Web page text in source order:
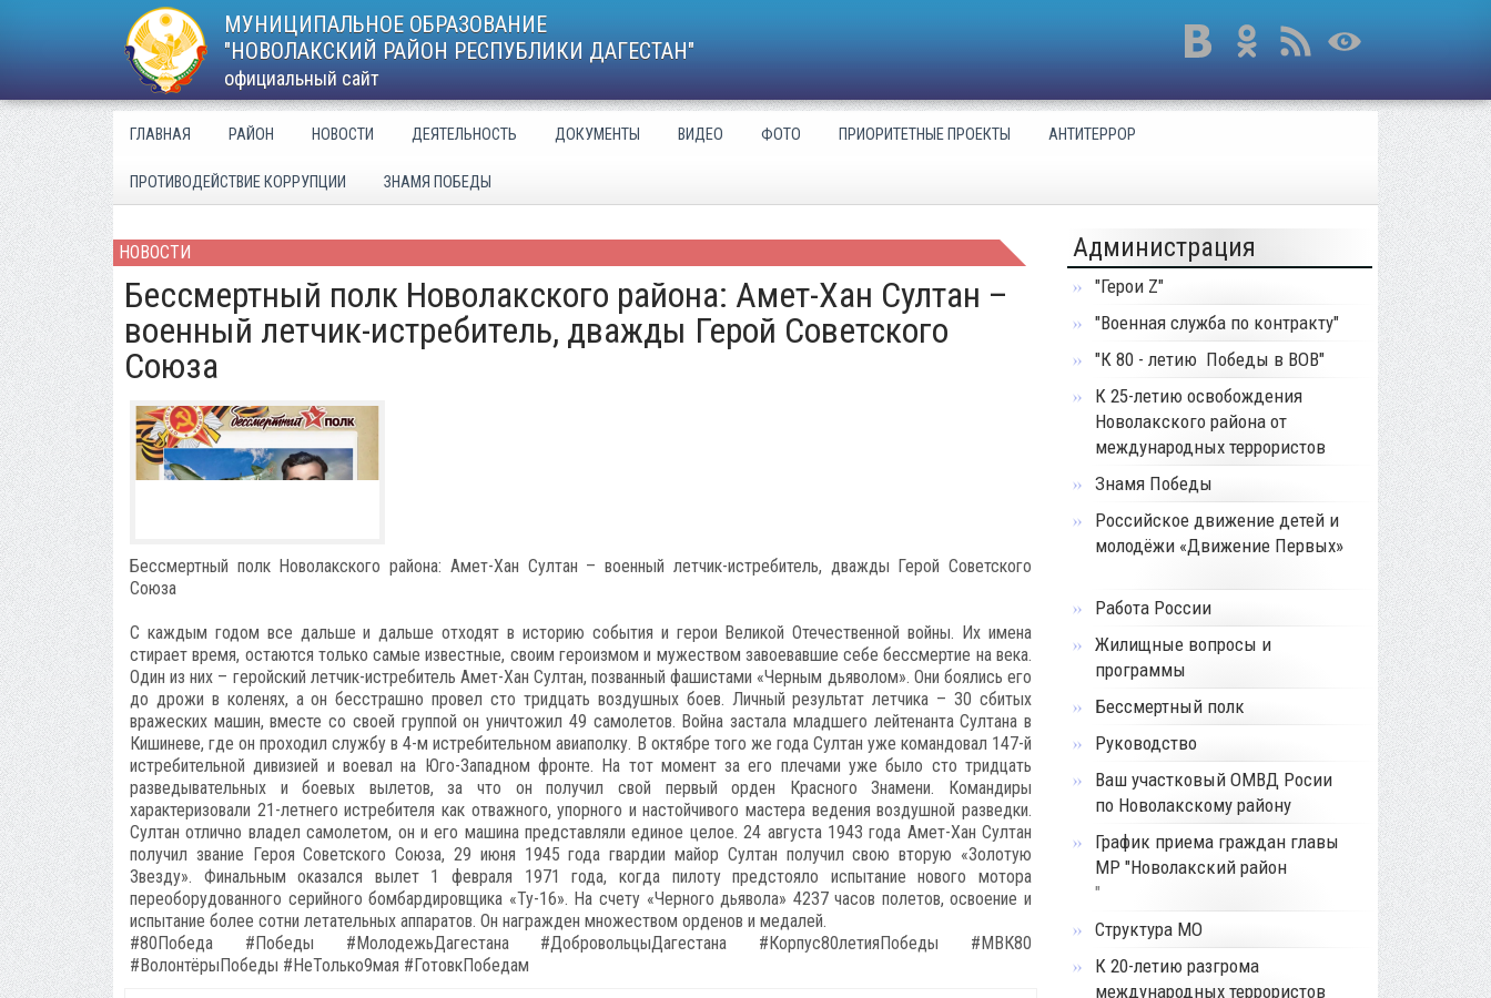
МУНИЦИПАЛЬНОЕ ОБРАЗОВАНИЕ
"НОВОЛАКСКИЙ РАЙОН РЕСПУБЛИКИ ДАГЕСТАН"
официальный сайт
ГЛАВНАЯ РАЙОН НОВОСТИ ДЕЯТЕЛЬНОСТЬ ДОКУМЕНТЫ ВИДЕО ФОТО ПРИОРИТЕТНЫЕ ПРОЕКТЫ АНТИТЕРРОР
ПРОТИВОДЕЙСТВИЕ КОРРУПЦИИ ЗНАМЯ ПОБЕДЫ
НОВОСТИ
Бессмертный полк Новолакского района: Амет-Хан Султан –
военный летчик-истребитель, дважды Герой Советского
Союза
Бессмертный полк Новолакского района: Амет-Хан Султан – военный летчик-истребитель, дважды Герой Советского
Союза
С каждым годом все дальше и дальше отходят в историю события и герои Великой Отечественной войны. Их имена
стирает время, остаются только самые известные, своим героизмом и мужеством завоевавшие себе бессмертие на века.
Один из них – геройский летчик-истребитель Амет-Хан Султан, позванный фашистами «Черным дьяволом». Они боялись его
до дрожи в коленях, а он бесстрашно провел сто тридцать воздушных боев. Личный результат летчика – 30 сбитых
вражеских машин, вместе со своей группой он уничтожил 49 самолетов. Война застала младшего лейтенанта Султана в
Кишиневе, где он проходил службу в 4-м истребительном авиаполку. В октябре того же года Султан уже командовал 147-й
истребительной дивизией и воевал на Юго-Западном фронте. На тот момент за его плечами уже было сто тридцать
разведывательных и боевых вылетов, за что он получил свой первый орден Красного Знамени. Командиры
характеризовали 21-летнего истребителя как отважного, упорного и настойчивого мастера ведения воздушной разведки.
Султан отлично владел самолетом, он и его машина представляли единое целое. 24 августа 1943 года Амет-Хан Султан
получил звание Героя Советского Союза, 29 июня 1945 года гвардии майор Султан получил свою вторую «Золотую
Звезду». Финальным оказался вылет 1 февраля 1971 года, когда пилоту предстояло испытание нового мотора
переоборудованного серийного бомбардировщика «Ту-16». На счету «Черного дьявола» 4237 часов полетов, освоение и
испытание более сотни летательных аппаратов. Он награжден множеством орденов и медалей.
#80Победа #Победы #МолодежьДагестана #ДобровольцыДагестана #Корпус80летияПобеды #МВК80
#ВолонтёрыПобеды #НеТолько9мая #ГотовкПобедам
Администрация
"Герои Z"
"Военная служба по контракту"
"К 80 - летию Победы в ВОВ"
К 25-летию освобождения
Новолакского района от
международных террористов
Знамя Победы
Российское движение детей и
молодёжи «Движение Первых»
Работа России
Жилищные вопросы и
программы
Бессмертный полк
Руководство
Ваш участковый ОМВД Росии
по Новолакскому району
График приема граждан главы
МР "Новолакский район
"
Структура МО
К 20-летию разгрома
международных террористов